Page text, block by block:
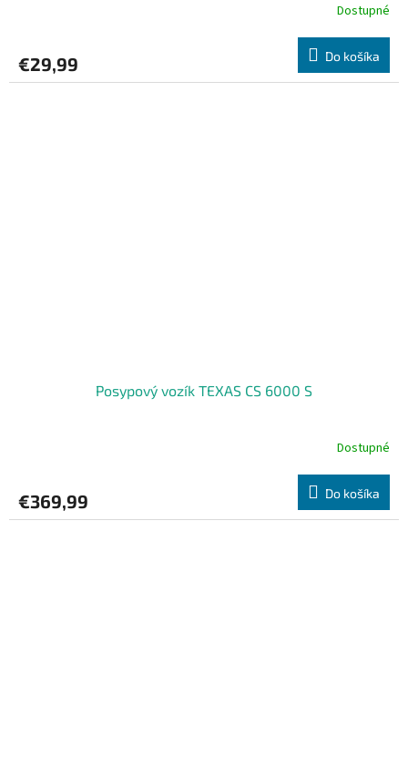
Dostupné
€29,99 Do košíka
Posypový vozík TEXAS CS 6000 S
Dostupné
€369,99 Do košíka